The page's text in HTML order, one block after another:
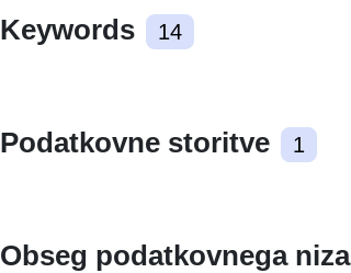
Keywords 14
Podatkovne storitve 1
Obseg podatkovnega niza